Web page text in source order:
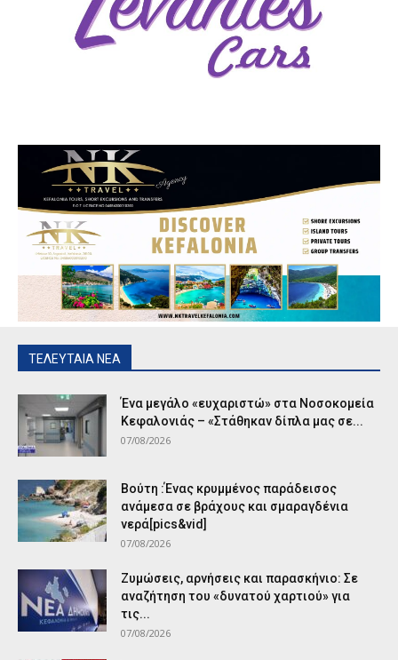
ΤΕΛΕΥΤΑΙΑ ΝΕΑ
Ένα μεγάλο «ευχαριστώ» στα Νοσοκομεία
Κεφαλονιάς – «Στάθηκαν δίπλα μας σε...
07/08/2026
Βούτη :Ένας κρυμμένος παράδεισος
ανάμεσα σε βράχους και σμαραγδένια
νερά[pics&vid]
07/08/2026
Ζυμώσεις, αρνήσεις και παρασκήνιο: Σε
αναζήτηση του «δυνατού χαρτιού» για
τις...
07/08/2026